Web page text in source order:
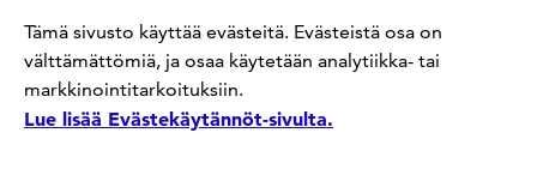
Kommentoi tekeillä olevia standardeja
Tämä sivusto käyttää evästeitä. Evästeistä osa on
välttämättömiä, ja osaa käytetään analytiikka- tai
markkinointitarkoituksiin.
Lue lisää Evästekäytännöt-sivulta.